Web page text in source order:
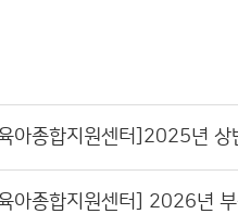
아종합지원센터]2025년 상
아종합지원센터] 2026년